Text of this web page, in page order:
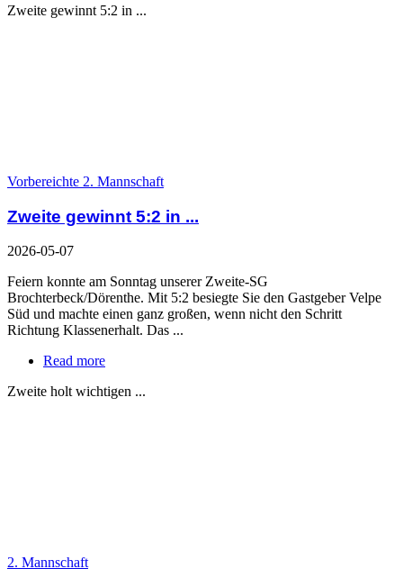
Zweite gewinnt 5:2 in ...
Vorbereichte 2. Mannschaft
Zweite gewinnt 5:2 in ...
2026-05-07
Feiern konnte am Sonntag unserer Zweite-SG
Brochterbeck/Dörenthe. Mit 5:2 besiegte Sie den Gastgeber Velpe
Süd und machte einen ganz großen, wenn nicht den Schritt
Richtung Klassenerhalt. Das ...
Read more
Zweite holt wichtigen ...
2. Mannschaft